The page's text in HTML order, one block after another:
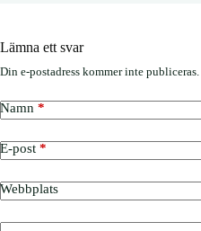
Lämna ett svar
Din e-postadress kommer inte publiceras.
Namn *
E-post *
Webbplats